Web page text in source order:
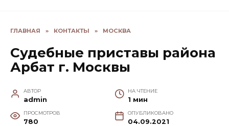
ГЛАВНАЯ » КОНТАКТЫ » МОСКВА
Судебные приставы района
Арбат г. Москвы
АВТОР
admin
НА ЧТЕНИЕ
1 мин
ПРОСМОТРОВ
780
ОПУБЛИКОВАНО
04.09.2021